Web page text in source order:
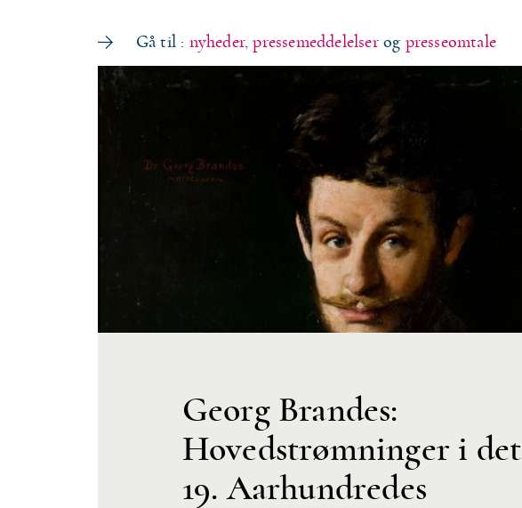
Gå til : nyheder,pressemeddelelserog presseomtale
Georg Brandes:
Hovedstrømninger i det
19. Aarhundredes